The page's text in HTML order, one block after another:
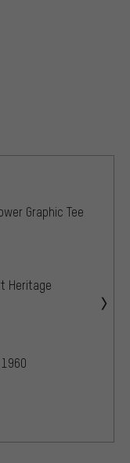
Graphic Tee
Heritage